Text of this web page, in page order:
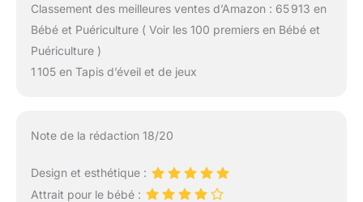
Classement des meilleures ventes d’Amazon : 65 913 en
Bébé et Puériculture ( Voir les 100 premiers en Bébé et
Puériculture )
1 105 en Tapis d’éveil et de jeux
Note de la rédaction 18/20
Design et esthétique :
Attrait pour le bébé :